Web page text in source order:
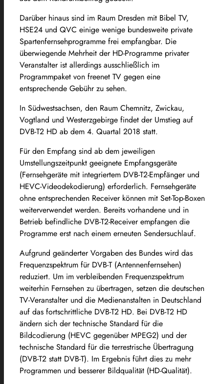
Darüber hinaus sind im Raum Dresden mit Bibel TV,
HSE24 und QVC einige wenige bundesweite private
Spartenfernsehprogramme frei empfangbar. Die
überwiegende Mehrheit der HD-Programme privater
Veranstalter ist allerdings ausschließlich im
Programmpaket von freenet TV gegen eine
entsprechende Gebühr zu sehen.
In Südwestsachsen, den Raum Chemnitz, Zwickau,
Vogtland und Westerzgebirge findet der Umstieg auf
DVB-T2 HD ab dem 4. Quartal 2018 statt.
Für den Empfang sind ab dem jeweiligen
Umstellungszeitpunkt geeignete Empfangsgeräte
(Fernsehgeräte mit integriertem DVB-T2-Empfänger und
HEVC-Videodekodierung) erforderlich. Fernsehgeräte
ohne entsprechenden Receiver können mit Set-Top-Boxen
weiterverwendet werden. Bereits vorhandene und in
Betrieb befindliche DVB-T2-Receiver empfangen die
Programme erst nach einem erneuten Sendersuchlauf.
Aufgrund geänderter Vorgaben des Bundes wird das
Frequenzspektrum für DVB-T (Antennenfernsehen)
reduziert. Um im verbleibenden Frequenzspektrum
weiterhin Fernsehen zu übertragen, setzen die deutschen
TV-Veranstalter und die Medienanstalten in Deutschland
auf das fortschrittliche DVB-T2 HD. Bei DVB-T2 HD
ändern sich der technische Standard für die
Bildcodierung (HEVC gegenüber MPEG2) und der
technische Standard für die terrestrische Übertragung
(DVB-T2 statt DVB-T). Im Ergebnis führt dies zu mehr
Programmen und besserer Bildqualität (HD-Qualität).